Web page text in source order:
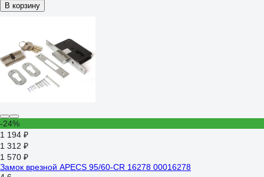
В корзину
-24%
1 194 ₽
1 312 ₽
1 570 ₽
Замок врезной APECS 95/60-CR 16278 00016278